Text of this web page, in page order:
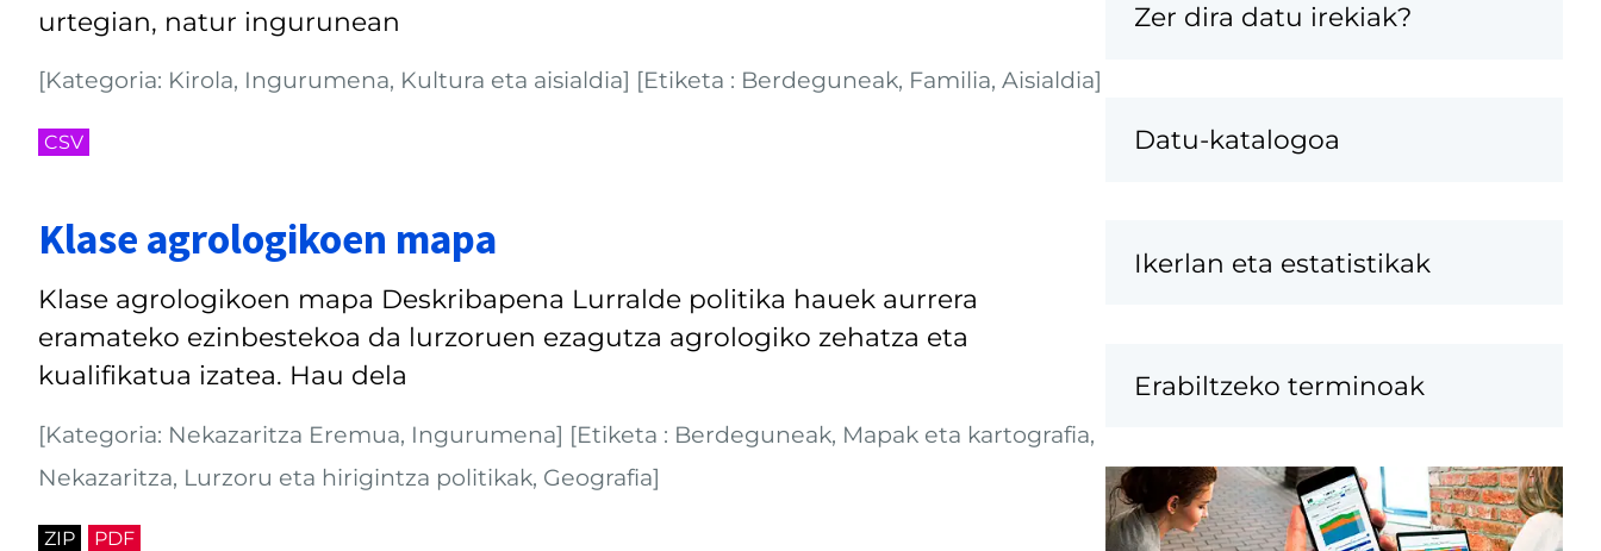
urtegian, natur ingurunean
[Kategoria: Kirola, Ingurumena, Kultura eta aisialdia] [Etiketa : Berdeguneak, Familia, Aisialdia]
CSV
Klase agrologikoen mapa
Klase agrologikoen mapa Deskribapena Lurralde politika hauek aurrera
eramateko ezinbestekoa da lurzoruen ezagutza agrologiko zehatza eta
kualifikatua izatea. Hau dela
[Kategoria: Nekazaritza Eremua, Ingurumena] [Etiketa : Berdeguneak, Mapak eta kartografia,
Nekazaritza, Lurzoru eta hirigintza politikak, Geografia]
ZIP PDF
Zer dira datu irekiak?
Datu-katalogoa
Ikerlan eta estatistikak
Erabiltzeko terminoak